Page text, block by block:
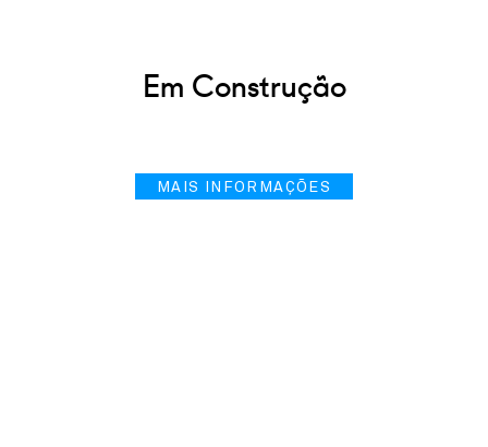
Em Construção
MAIS INFORMAÇÕES